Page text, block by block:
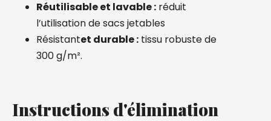
Réutilisable et lavable : réduit
l’utilisation de sacs jetables
Résistantet durable : tissu robuste de
300 g/m².
Instructions d'élimination